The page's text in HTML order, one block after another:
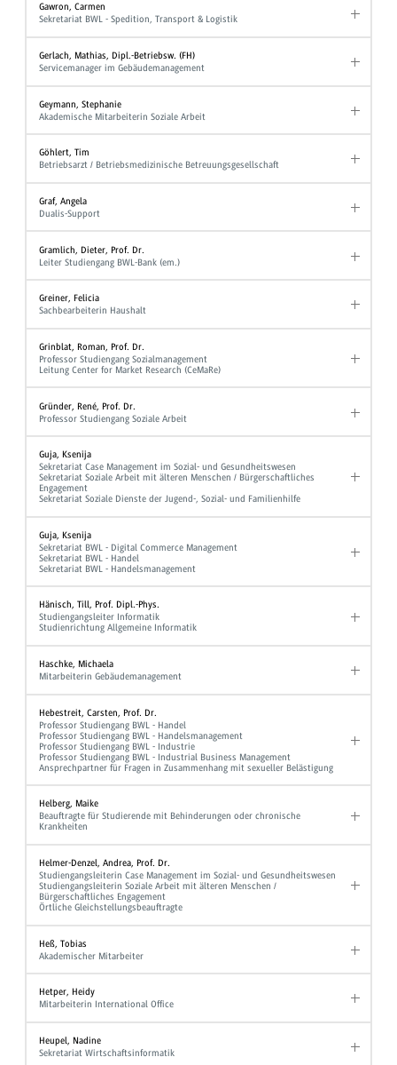
Gawron, Carmen
Sekretariat BWL - Spedition, Transport & Logistik
Gerlach, Mathias, Dipl.-Betriebsw. (FH)
Servicemanager im Gebäudemanagement
Geymann, Stephanie
Akademische Mitarbeiterin Soziale Arbeit
Göhlert, Tim
Betriebsarzt / Betriebsmedizinische Betreuungsgesellschaft
Graf, Angela
Dualis-Support
Gramlich, Dieter, Prof. Dr.
Leiter Studiengang BWL-Bank (em.)
Greiner, Felicia
Sachbearbeiterin Haushalt
Grinblat, Roman, Prof. Dr.
Professor Studiengang Sozialmanagement
Leitung Center for Market Research (CeMaRe)
Gründer, René, Prof. Dr.
Professor Studiengang Soziale Arbeit
Guja, Ksenija
Sekretariat Case Management im Sozial- und Gesundheitswesen
Sekretariat Soziale Arbeit mit älteren Menschen / Bürgerschaftliches
Engagement
Sekretariat Soziale Dienste der Jugend-, Sozial- und Familienhilfe
Guja, Ksenija
Sekretariat BWL - Digital Commerce Management
Sekretariat BWL - Handel
Sekretariat BWL - Handelsmanagement
Hänisch, Till, Prof. Dipl.-Phys.
Studiengangsleiter Informatik
Studienrichtung Allgemeine Informatik
Haschke, Michaela
Mitarbeiterin Gebäudemanagement
Hebestreit, Carsten, Prof. Dr.
Professor Studiengang BWL - Handel
Professor Studiengang BWL - Handelsmanagement
Professor Studiengang BWL - Industrie
Professor Studiengang BWL - Industrial Business Management
Ansprechpartner für Fragen in Zusammenhang mit sexueller Belästigung
Helberg, Maike
Beauftragte für Studierende mit Behinderungen oder chronische
Krankheiten
Helmer-Denzel, Andrea, Prof. Dr.
Studiengangsleiterin Case Management im Sozial- und Gesundheitswesen
Studiengangsleiterin Soziale Arbeit mit älteren Menschen /
Bürgerschaftliches Engagement
Örtliche Gleichstellungsbeauftragte
Heß, Tobias
Akademischer Mitarbeiter
Hetper, Heidy
Mitarbeiterin International Office
Heupel, Nadine
Sekretariat Wirtschaftsinformatik